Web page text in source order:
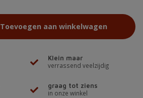
Toevoegen aan winkelwagen
Klein maar
verrassend veelzijdig
graag tot ziens
in onze winkel